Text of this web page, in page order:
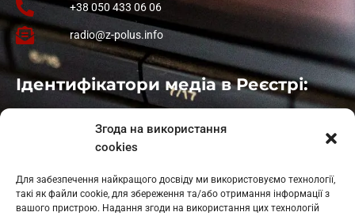
Згода на використання
cookies
Для забезпечення найкращого досвіду ми використовуємо технології,
такі як файли cookie, для збереження та/або отримання інформації з
вашого пристрою. Надання згоди на використання цих технологій
+38 050 433 06 06
radio@z-polus.info
Ідентифікатори медіа в Реєстрі:
: L11-01410
: L11-01801
Косів: L11-01805
Гарасимів: L11-02274